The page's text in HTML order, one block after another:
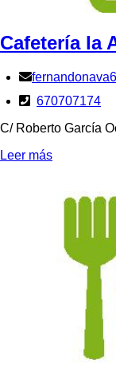
Cafetería la
670707174
C/ Roberto García
Leer más